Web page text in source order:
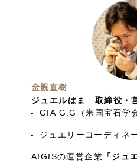
金親直樹
ジュエルはま 取締役・
GIA G.G（米国宝石学
ジュエリーコーディネ
AIGISの運営企業 「ジュ